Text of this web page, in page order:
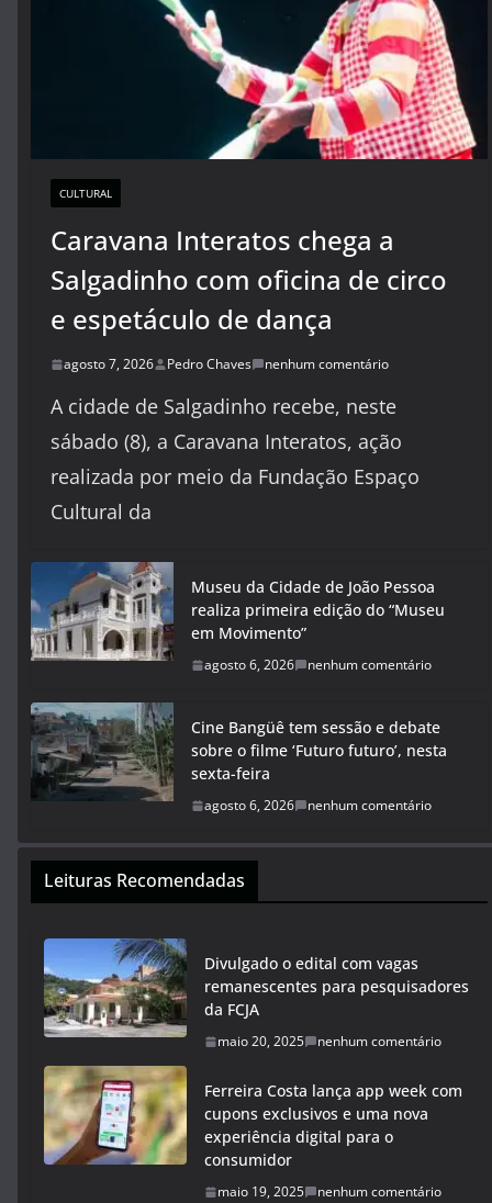
CULTURAL
Caravana Interatos chega a
Salgadinho com oficina de circo
e espetáculo de dança
agosto 7, 2026 Pedro Chaves nenhum comentário
A cidade de Salgadinho recebe, neste
sábado (8), a Caravana Interatos, ação
realizada por meio da Fundação Espaço
Cultural da
Museu da Cidade de João Pessoa
realiza primeira edição do “Museu
em Movimento”
agosto 6, 2026 nenhum comentário
Cine Bangüê tem sessão e debate
sobre o filme ‘Futuro futuro’, nesta
sexta-feira
agosto 6, 2026 nenhum comentário
Leituras Recomendadas
Divulgado o edital com vagas
remanescentes para pesquisadores
da FCJA
maio 20, 2025 nenhum comentário
Ferreira Costa lança app week com
cupons exclusivos e uma nova
experiência digital para o
consumidor
maio 19, 2025 nenhum comentário